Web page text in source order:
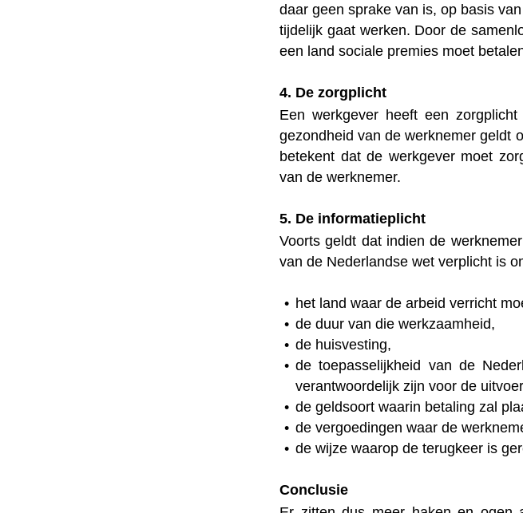
daar geen sprake van is, op basis
tijdelijk gaat werken. Door de
een land sociale premies moet
4. De zorgplicht
Een werkgever heeft een
gezondheid van de werknemer geldt
betekent dat de werkgever moet
van de werknemer.
5. De informatieplicht
Voorts geldt dat indien de
van de Nederlandse wet verplicht is
het land waar de arbeid verricht
de duur van die werkzaamheid,
de huisvesting,
de toepasselijkheid van de
verantwoordelijk zijn voor de
de geldsoort waarin betaling zal
de vergoedingen waar de
de wijze waarop de terugkeer is
Conclusie